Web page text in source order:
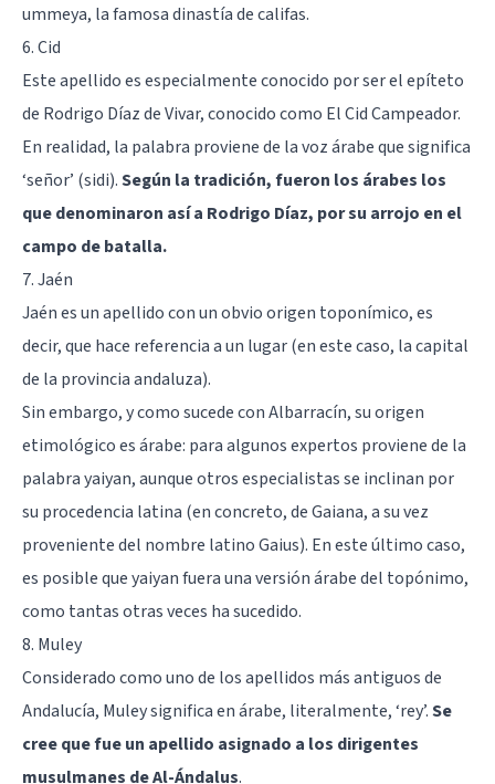
ummeya, la famosa dinastía de califas.
6. Cid
Este apellido es especialmente conocido por ser el epíteto
de Rodrigo Díaz de Vivar, conocido como El Cid Campeador.
En realidad, la palabra proviene de la voz árabe que significa
‘señor’ (sidi).Según la tradición, fueron los árabes los
que denominaron así a Rodrigo Díaz, por su arrojo en el
campo de batalla.
7. Jaén
Jaén es un apellido con un obvio origen toponímico, es
decir, que hace referencia a un lugar (en este caso, la capital
de la provincia andaluza).
Sin embargo, y como sucede con Albarracín, su origen
etimológico es árabe: para algunos expertos proviene de la
palabra yaiyan, aunque otros especialistas se inclinan por
su procedencia latina (en concreto, de Gaiana, a su vez
proveniente del nombre latino Gaius). En este último caso,
es posible que yaiyan fuera una versión árabe del topónimo,
como tantas otras veces ha sucedido.
8. Muley
Considerado como uno de los apellidos más antiguos de
Andalucía, Muley significa en árabe, literalmente, ‘rey’.Se
cree que fue un apellido asignado a los dirigentes
musulmanes de Al-Ándalus.